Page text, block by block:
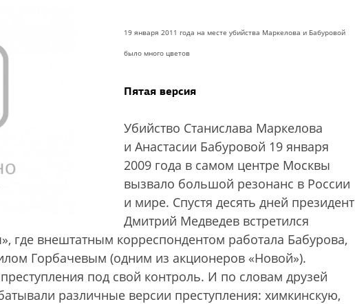
19 января 2011 года на месте убийства Маркелова и Бабуровой
было много цветов
Пятая версия
Убийство Станислава Маркелова
и Анастасии Бабуровой 19 января
2009 года в самом центре Москвы
вызвало большой резонанс в России
и мире. Спустя десять дней президент
Дмитрий Медведев встретился
где внештатным корреспондентом работала Бабурова,
Горбачевым (одним из акционеров «Новой»).
под свой контроль. И по словам друзей
различные версии преступления: химкинскую,